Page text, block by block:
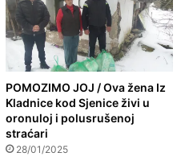
POMOZIMO JOJ / Ova žena Iz
Kladnice kod Sjenice živi u
oronuloj i polusrušenoj
straćari
28/01/2025